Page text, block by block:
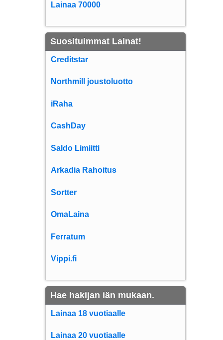
Lainaa 70000
Suosituimmat Lainat!
Creditstar
Northmill joustoluotto
iRaha
CashDay
Saldo Limiitti
Arkadia Rahoitus
Sortter
OmaLaina
Ferratum
Vippi.fi
Hae hakijan iän mukaan.
Lainaa 18 vuotiaalle
Lainaa 20 vuotiaalle